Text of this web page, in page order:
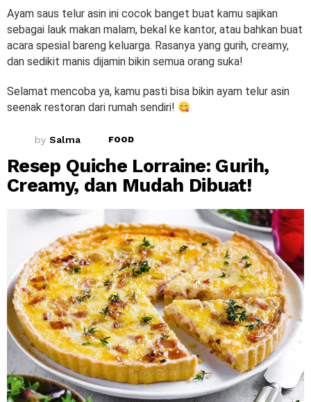
Ayam saus telur asin ini cocok banget buat kamu sajikan
sebagai lauk makan malam, bekal ke kantor, atau bahkan buat
acara spesial bareng keluarga. Rasanya yang gurih, creamy,
dan sedikit manis dijamin bikin semua orang suka!
Selamat mencoba ya, kamu pasti bisa bikin ayam telur asin
seenak restoran dari rumah sendiri!
by Salma FOOD
Resep Quiche Lorraine: Gurih,
Creamy, dan Mudah Dibuat!